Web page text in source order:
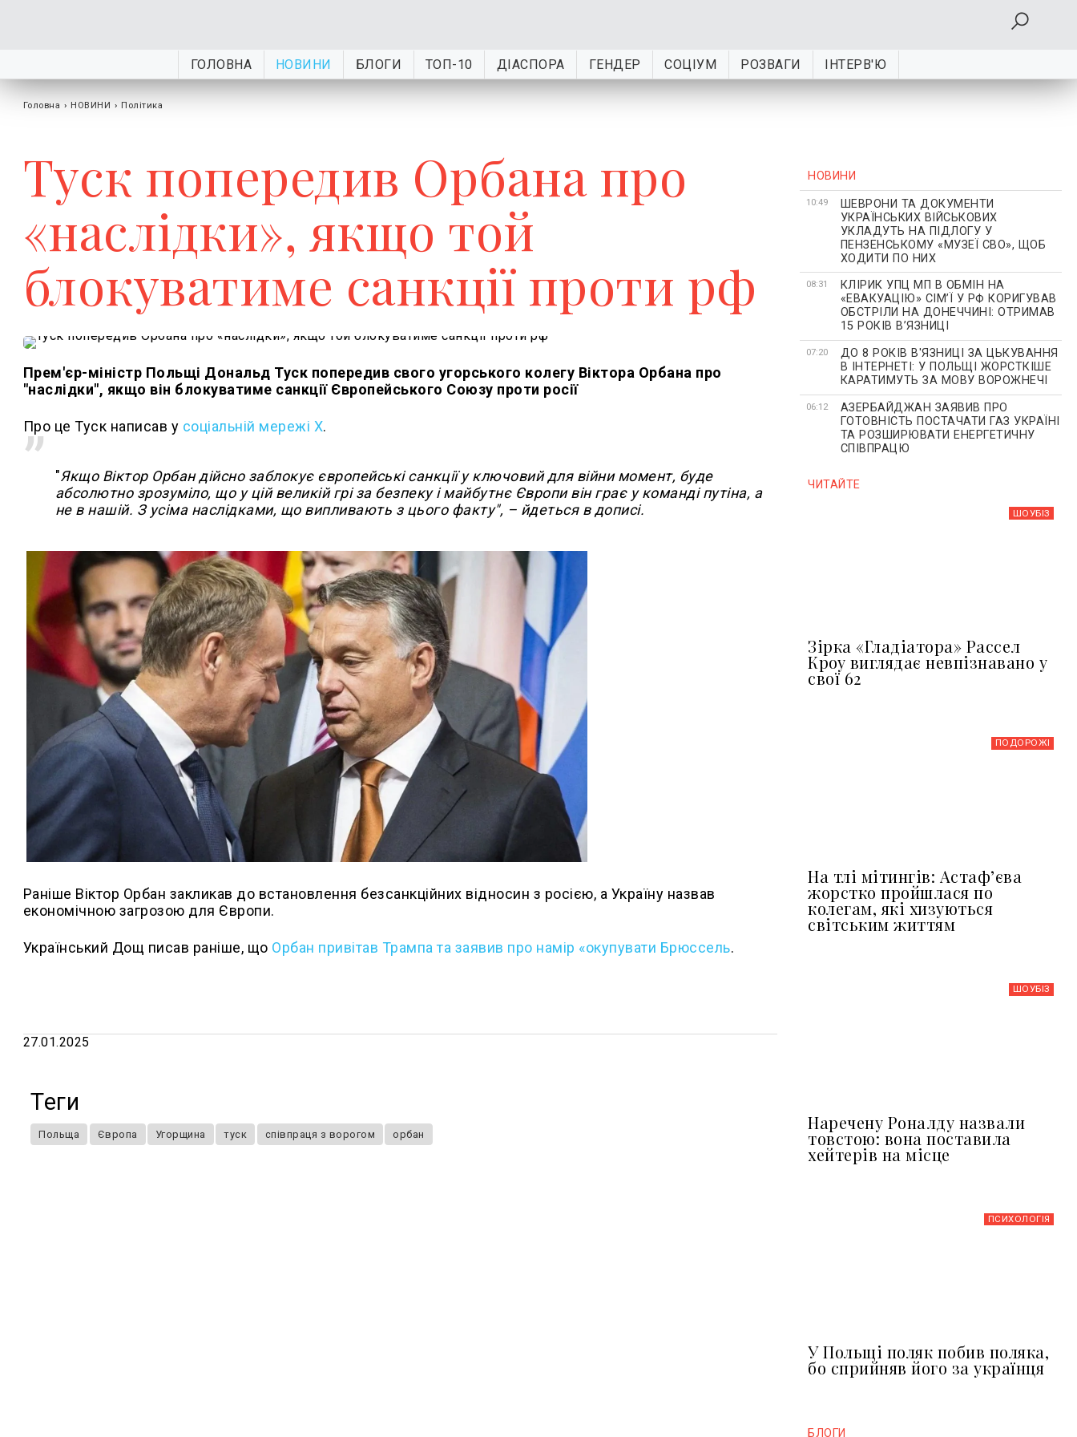
ГОЛОВНА НОВИНИ БЛОГИ ТОП-10 ДІАСПОРА ГЕНДЕР СОЦІУМ РОЗВАГИ ІНТЕРВ'Ю
Головна › НОВИНИ › Політика
Туск попередив Орбана про
«наслідки», якщо той
блокуватиме санкції проти рф
Прем'єр-міністр Польщі Дональд Туск попередив свого угорського колегу Віктора Орбана про
"наслідки", якщо він блокуватиме санкції Європейського Союзу проти росії
Про це Туск написав у соціальній мережі Х.
"Якщо Віктор Орбан дійсно заблокує європейські санкції у ключовий для війни момент, буде
абсолютно зрозуміло, що у цій великій грі за безпеку і майбутнє Європи він грає у команді путіна, а
не в нашій. З усіма наслідками, що випливають з цього факту", – йдеться в дописі.
Раніше Віктор Орбан закликав до встановлення безсанкційних відносин з росією, а Україну назвав
економічною загрозою для Європи.
Український Дощ писав раніше, що Орбан привітав Трампа та заявив про намір «окупувати Брюссель.
27.01.2025
Теги
Польща Європа Угорщина туск співпраця з ворогом орбан
НОВИНИ
10:49
ШЕВРОНИ ТА ДОКУМЕНТИ
УКРАЇНСЬКИХ ВІЙСЬКОВИХ
УКЛАДУТЬ НА ПІДЛОГУ У
ПЕНЗЕНСЬКОМУ «МУЗЕЇ СВО», ЩОБ
ХОДИТИ ПО НИХ
08:31
КЛІРИК УПЦ МП В ОБМІН НА
«ЕВАКУАЦІЮ» СІМʼЇ У РФ КОРИГУВАВ
ОБСТРІЛИ НА ДОНЕЧЧИНІ: ОТРИМАВ
15 РОКІВ ВʼЯЗНИЦІ
07:20
ДО 8 РОКІВ В'ЯЗНИЦІ ЗА ЦЬКУВАННЯ
В ІНТЕРНЕТІ: У ПОЛЬЩІ ЖОРСТКІШЕ
КАРАТИМУТЬ ЗА МОВУ ВОРОЖНЕЧІ
06:12
АЗЕРБАЙДЖАН ЗАЯВИВ ПРО
ГОТОВНІСТЬ ПОСТАЧАТИ ГАЗ УКРАЇНІ
ТА РОЗШИРЮВАТИ ЕНЕРГЕТИЧНУ
СПІВПРАЦЮ
ЧИТАЙТЕ
ШОУБIЗ
Зірка «Гладіатора» Рассел
Кроу виглядає невпізнавано у
свої 62
ПОДОРОЖІ
На тлі мітингів: Астафʼєва
жорстко пройшлася по
колегам, які хизуються
світським життям
ШОУБIЗ
Наречену Роналду назвали
товстою: вона поставила
хейтерів на місце
ПСИХОЛОГІЯ
У Польщі поляк побив поляка,
бо сприйняв його за українця
БЛОГИ